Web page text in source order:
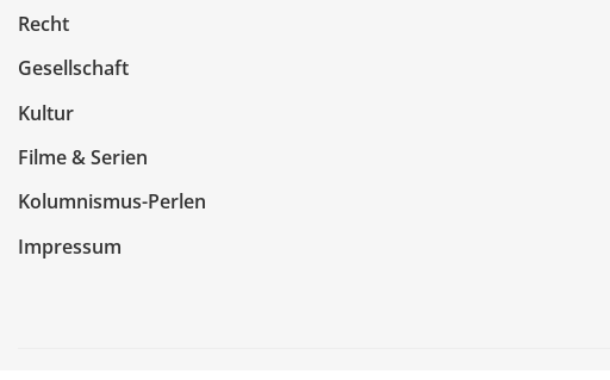
Recht
Gesellschaft
Kultur
Filme & Serien
Kolumnismus-Perlen
Impressum